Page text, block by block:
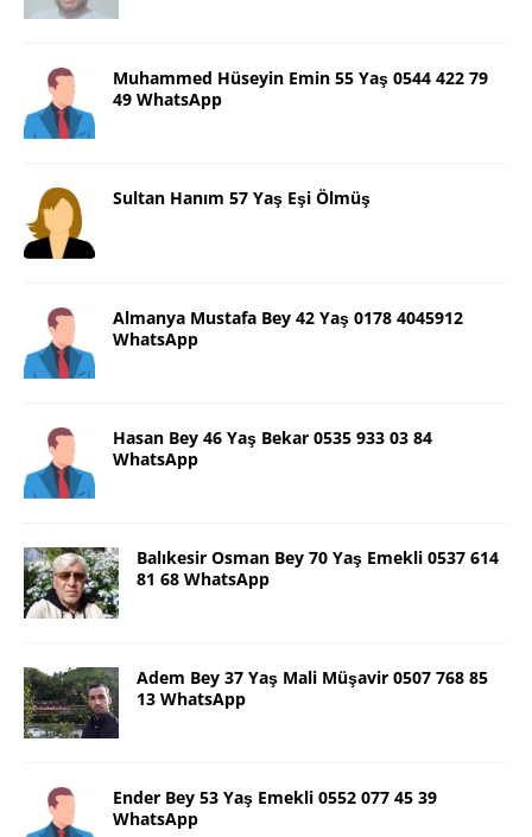
Muhammed Hüseyin Emin 55 Yaş 0544 422 79
49 WhatsApp
Sultan Hanım 57 Yaş Eşi Ölmüş
Almanya Mustafa Bey 42 Yaş 0178 4045912
WhatsApp
Hasan Bey 46 Yaş Bekar 0535 933 03 84
WhatsApp
Balıkesir Osman Bey 70 Yaş Emekli 0537 614
81 68 WhatsApp
Adem Bey 37 Yaş Mali Müşavir 0507 768 85
13 WhatsApp
Ender Bey 53 Yaş Emekli 0552 077 45 39
WhatsApp